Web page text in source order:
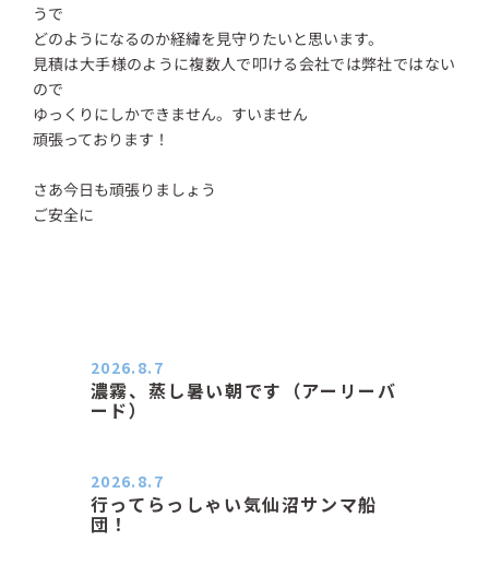
うで
どのようになるのか経緯を見守りたいと思います。
見積は大手様のように複数人で叩ける会社では弊社ではない
ので
ゆっくりにしかできません。すいません
頑張っております！
さあ今日も頑張りましょう
ご安全に
濃霧、蒸し暑い朝です（アーリーバ
ード）
2026.8.7
行ってらっしゃい気仙沼サンマ船
団！
2026.8.7